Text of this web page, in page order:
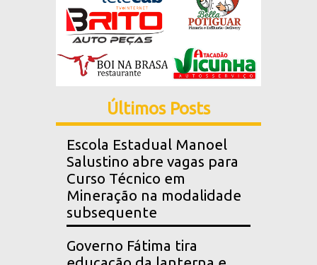
Últimos Posts
Escola Estadual Manoel
Salustino abre vagas para
Curso Técnico em
Mineração na modalidade
subsequente
Governo Fátima tira